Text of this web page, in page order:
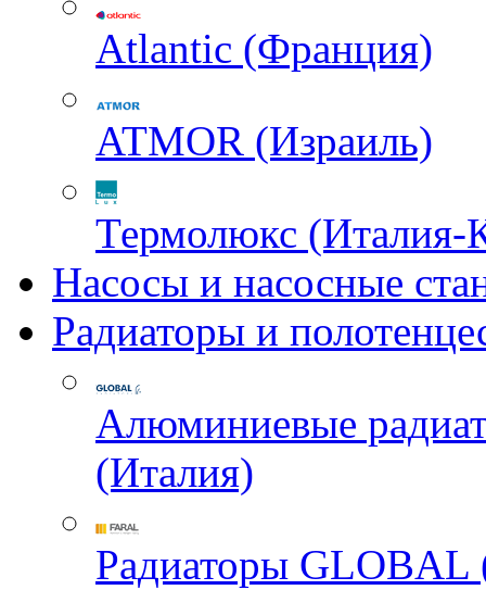
Atlantic (Франция)
ATMOR (Израиль)
Термолюкс (Италия-
Насосы и насосные
Радиаторы и
Алюминиевые
(Италия)
Радиаторы GLOBAL